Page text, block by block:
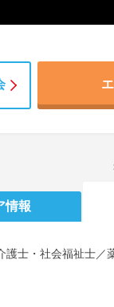
情報
士・社会福祉士